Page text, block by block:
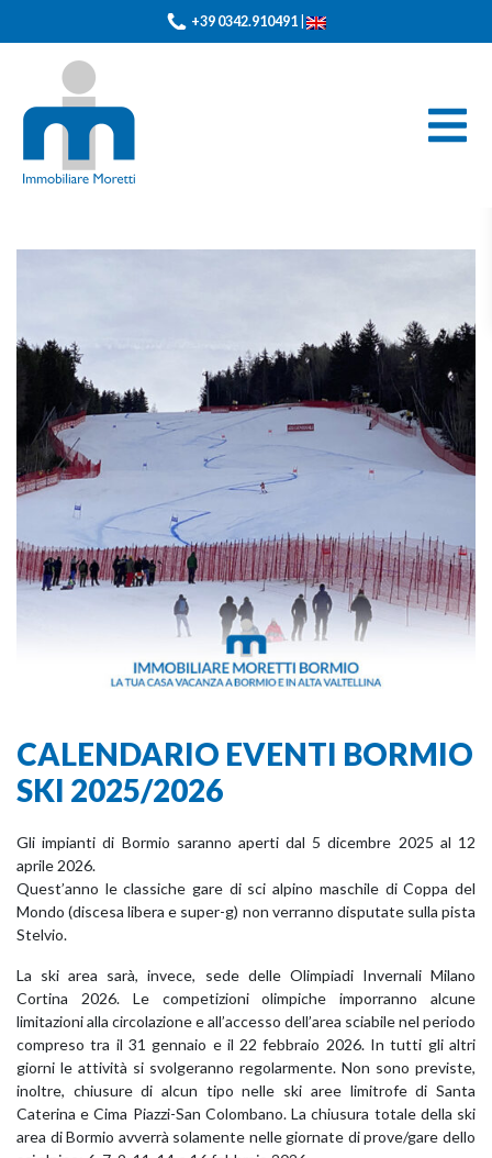
+39 0342.910491
CALENDARIO EVENTI BORMIO
SKI 2025/2026
Gli impianti di Bormio saranno aperti dal 5 dicembre 2025 al 12
aprile 2026.
Quest’anno le classiche gare di sci alpino maschile di Coppa del
Mondo (discesa libera e super-g) non verranno disputate sulla pista
Stelvio.
La ski area sarà, invece, sede delle Olimpiadi Invernali Milano
Cortina 2026. Le competizioni olimpiche imporranno alcune
limitazioni alla circolazione e all’accesso dell’area sciabile nel periodo
compreso tra il 31 gennaio e il 22 febbraio 2026. In tutti gli altri
giorni le attività si svolgeranno regolarmente. Non sono previste,
inoltre, chiusure di alcun tipo nelle ski aree limitrofe di Santa
Caterina e Cima Piazzi-San Colombano. La chiusura totale della ski
area di Bormio avverrà solamente nelle giornate di prove/gare dello